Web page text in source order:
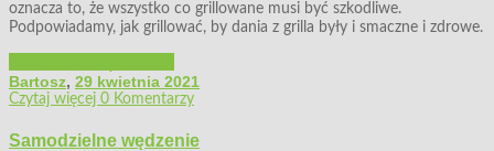
oznacza to, że wszystko co grillowane musi być szkodliwe.
Podpowiadamy, jak grillować, by dania z grilla były i smaczne i zdrowe.
Bartosz, 29 kwietnia 2021
Czytaj więcej 0 Komentarzy
Samodzielne wędzenie